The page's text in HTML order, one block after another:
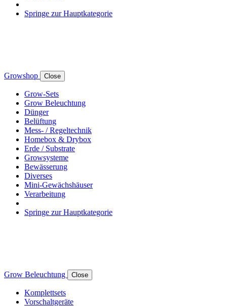
Springe zur Hauptkategorie
Growshop Close
Grow-Sets
Grow Beleuchtung
Dünger
Belüftung
Mess- / Regeltechnik
Homebox & Drybox
Erde / Substrate
Growsysteme
Bewässerung
Diverses
Mini-Gewächshäuser
Verarbeitung
Springe zur Hauptkategorie
Grow Beleuchtung Close
Komplettsets
Vorschaltgeräte